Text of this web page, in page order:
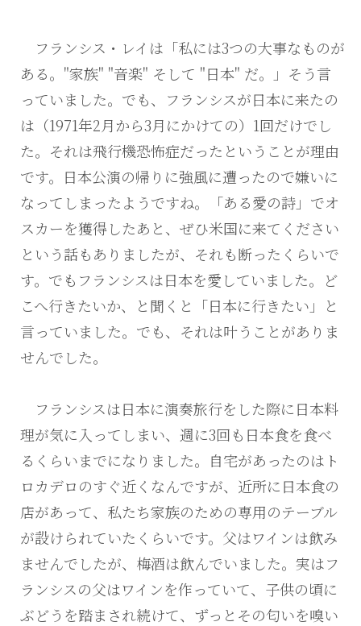
フランシス・レイは「私には3つの大事なものが
ある。"家族" "音楽" そして "日本" だ。」そう言
っていました。でも、フランシスが日本に来たの
は（1971年2月から3月にかけての）1回だけでし
た。それは飛行機恐怖症だったということが理由
です。日本公演の帰りに強風に遭ったので嫌いに
なってしまったようですね。「ある愛の詩」でオ
スカーを獲得したあと、ぜひ米国に来てください
という話もありましたが、それも断ったくらいで
す。でもフランシスは日本を愛していました。ど
こへ行きたいか、と聞くと「日本に行きたい」と
言っていました。でも、それは叶うことがありま
せんでした。
フランシスは日本に演奏旅行をした際に日本料
理が気に入ってしまい、週に3回も日本食を食べ
るくらいまでになりました。自宅があったのはト
ロカデロのすぐ近くなんですが、近所に日本食の
店があって、私たち家族のための専用のテーブル
が設けられていたくらいです。父はワインは飲み
ませんでしたが、梅酒は飲んでいました。実はフ
ランシスの父はワインを作っていて、子供の頃に
ぶどうを踏まされ続けて、ずっとその匂いを嗅い